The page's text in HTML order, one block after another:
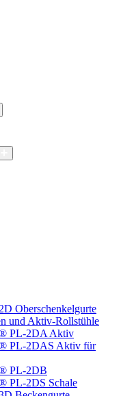
Oberschenkelgurte
und Aktiv-Rollstühle
PL-2DA Aktiv
PL-2DAS Aktiv für
PL-2DB
PL-2DS Schale